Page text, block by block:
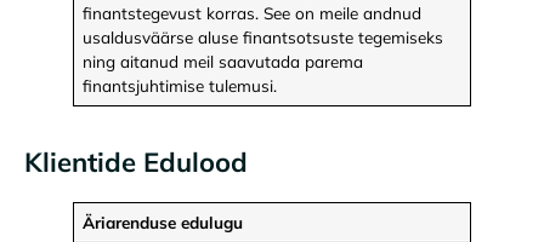
finantstegevust korras. See on meile andnud
usaldusväärse aluse finantsotsuste tegemiseks
ning aitanud meil saavutada parema
finantsjuhtimise tulemusi.
Klientide Edulood
Äriarenduse edulugu